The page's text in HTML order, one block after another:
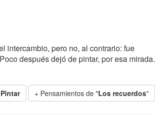
intercambio, pero no, al contrario: fue
después dejó de pintar, por esa mirada.
Pintar + Pensamientos de "Los recuerdos"